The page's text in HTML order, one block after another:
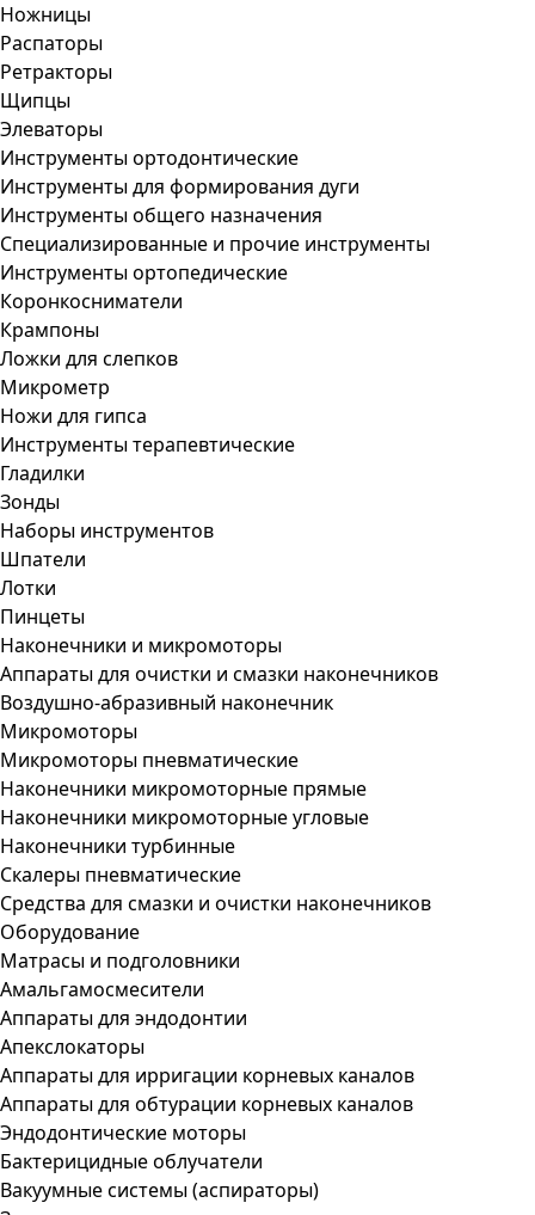
Ножницы
Распаторы
Ретракторы
Щипцы
Элеваторы
Инструменты ортодонтические
Инструменты для формирования дуги
Инструменты общего назначения
Специализированные и прочие инструменты
Инструменты ортопедические
Коронкосниматели
Крампоны
Ложки для слепков
Микрометр
Ножи для гипса
Инструменты терапевтические
Гладилки
Зонды
Наборы инструментов
Шпатели
Лотки
Пинцеты
Наконечники и микромоторы
Аппараты для очистки и смазки наконечников
Воздушно-абразивный наконечник
Микромоторы
Микромоторы пневматические
Наконечники микромоторные прямые
Наконечники микромоторные угловые
Наконечники турбинные
Скалеры пневматические
Средства для смазки и очистки наконечников
Оборудование
Матрасы и подголовники
Амальгамосмесители
Аппараты для эндодонтии
Апекслокаторы
Аппараты для ирригации корневых каналов
Аппараты для обтурации корневых каналов
Эндодонтические моторы
Бактерицидные облучатели
Вакуумные системы (аспираторы)